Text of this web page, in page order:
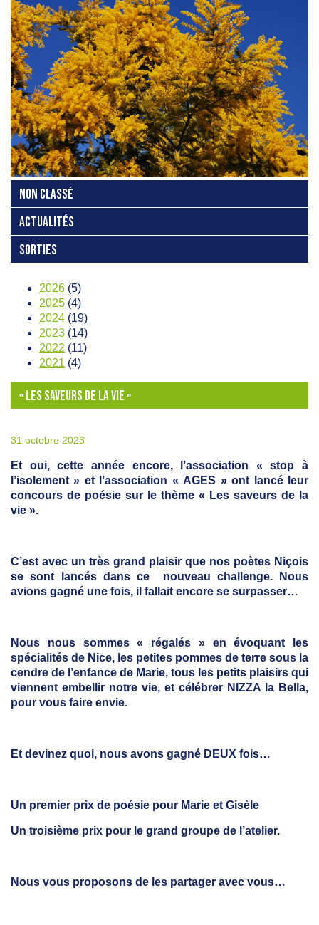
NON CLASSÉ
ACTUALITÉS
SORTIES
2026 (5)
2025 (4)
2024 (19)
2023 (14)
2022 (11)
2021 (4)
« LES SAVEURS DE LA VIE »
31 octobre 2023
Et oui, cette année encore, l’association « stop à
l’isolement » et l’association « AGES » ont lancé leur
concours de poésie sur le thème « Les saveurs de la
vie ».
C’est avec un très grand plaisir que nos poètes Niçois
se sont lancés dans ce nouveau challenge. Nous
avions gagné une fois, il fallait encore se surpasser…
Nous nous sommes « régalés » en évoquant les
spécialités de Nice, les petites pommes de terre sous la
cendre de l’enfance de Marie, tous les petits plaisirs qui
viennent embellir notre vie, et célébrer NIZZA la Bella,
pour vous faire envie.
Et devinez quoi, nous avons gagné DEUX fois…
Un premier prix de poésie pour Marie et Gisèle
Un troisième prix pour le grand groupe de l’atelier.
Nous vous proposons de les partager avec vous…